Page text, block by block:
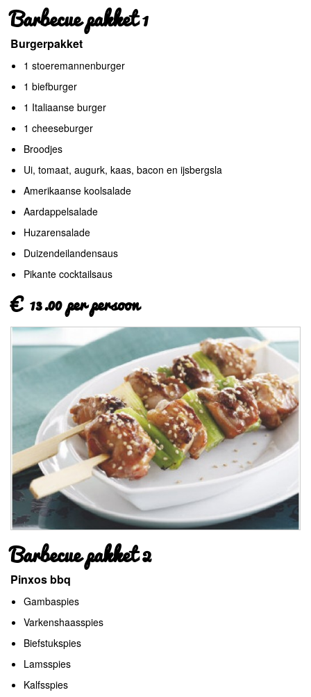
Barbecue pakket 1
Burgerpakket
1 stoeremannenburger
1 biefburger
1 Italiaanse burger
1 cheeseburger
Broodjes
Ui, tomaat, augurk, kaas, bacon en ijsbergsla
Amerikaanse koolsalade
Aardappelsalade
Huzarensalade
Duizendeilandensaus
Pikante cocktailsaus
€ 13.00 per persoon
Barbecue pakket 2
Pinxos bbq
Gambaspies
Varkenshaasspies
Biefstukspies
Lamsspies
Kalfsspies